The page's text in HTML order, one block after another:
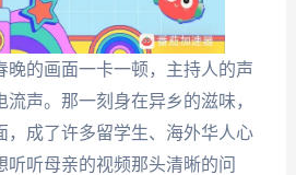
晚的画面一卡一顿，主持人的声
声。那一刻身在异乡的滋味，
，成了许多留学生、海外华人心
听听母亲的视频那头清晰的问